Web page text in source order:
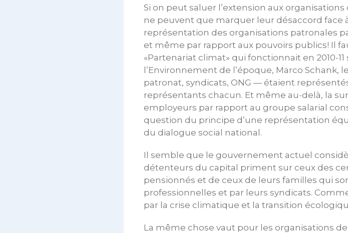
Si on peut saluer l’extension aux organisations
ne peuvent que marquer leur désaccord face
représentation des organisations patronales
et même par rapport aux pouvoirs publics! Il
«Partenariat climat» qui fonctionnait en 2010-
l’Environnement de l’époque, Marco
patronat, syndicats, ONG — étaient
représentants chacun. Et même au-delà, la
employeurs par rapport au groupe salarial
question du principe d’une représentation
du dialogue social national.
Il semble que le gouvernement actuel
détenteurs du capital priment sur ceux des
pensionnés et de ceux de leurs familles qui
professionnelles et par leurs syndicats.
par la crise climatique et la transition
La même chose vaut pour les organisations